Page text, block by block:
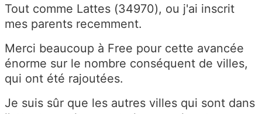
Tout comme Lattes (34970), ou j'ai inscrit
mes parents recemment.
Merci beaucoup à Free pour cette avancée
énorme sur le nombre conséquent de villes,
qui ont été rajoutées.
Je suis sûr que les autres villes qui sont dans